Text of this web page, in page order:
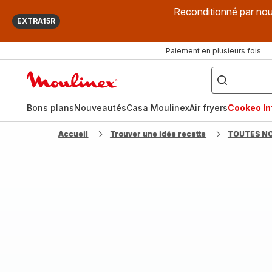
EXTRA15R
Reconditionné par
Paiement en plusieurs fois
["Que
recherchez-
vous
?",
fryer",
"Companion"]
Bons plansNouveautésCasa MoulinexAir fryersCookeo
Accueil Trouver une idée recette TOUTES